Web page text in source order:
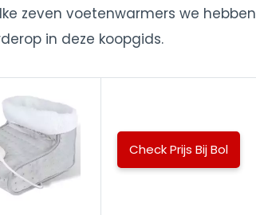
zeven voetenwarmers we hebben
in deze koopgids.
Check Prijs Bij Bol